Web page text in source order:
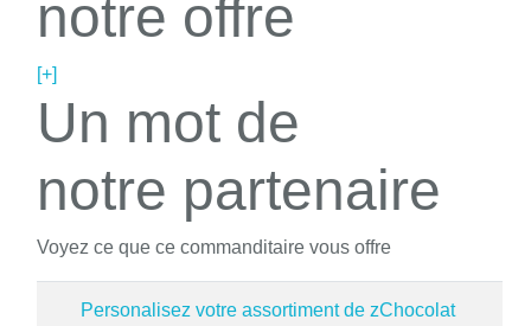
notre offre
[+]
Un mot de
notre partenaire
Voyez ce que ce commanditaire vous offre
Personalisez votre assortiment de zChocolat